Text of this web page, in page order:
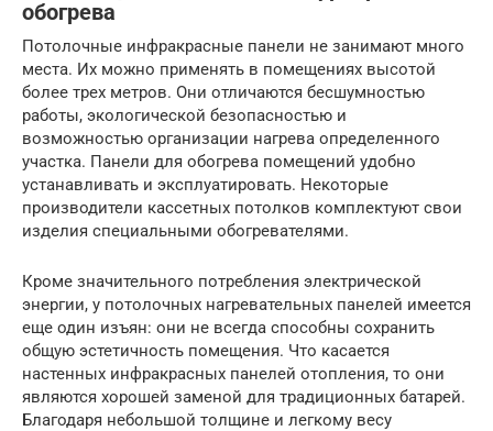
обогрева
Потолочные инфракрасные панели не занимают много
места. Их можно применять в помещениях высотой
более трех метров. Они отличаются бесшумностью
работы, экологической безопасностью и
возможностью организации нагрева определенного
участка. Панели для обогрева помещений удобно
устанавливать и эксплуатировать. Некоторые
производители кассетных потолков комплектуют свои
изделия специальными обогревателями.
Кроме значительного потребления электрической
энергии, у потолочных нагревательных панелей имеется
еще один изъян: они не всегда способны сохранить
общую эстетичность помещения. Что касается
настенных инфракрасных панелей отопления, то они
являются хорошей заменой для традиционных батарей.
Благодаря небольшой толщине и легкому весу